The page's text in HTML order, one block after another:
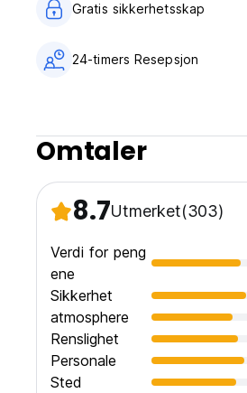
Gratis sikkerhetsskap
24-timers Resepsjon
Omtaler
8.7Utmerket(303)
Verdi for peng
ene
Sikkerhet
atmosphere
Renslighet
Personale
Sted